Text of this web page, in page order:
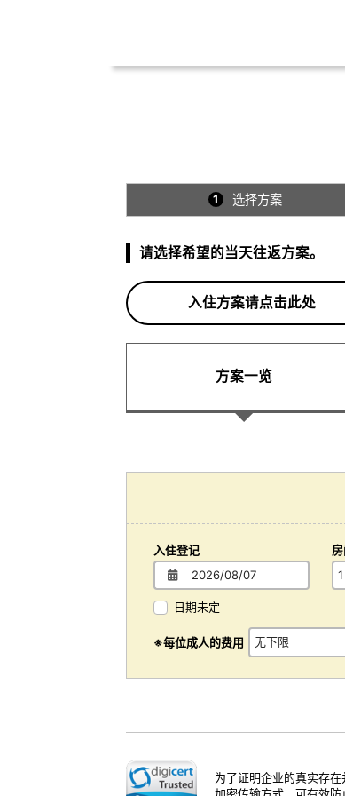
1 选择方案
请选择希望的当天往返方案。
入住方案请点击此处
方案一览
入住登记
日期未定
※每位成人的费用
为了证明企业的真实存